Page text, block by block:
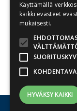
Käyttämällä
kaikki evästeet
mukaisesti.
HYVÄKSY KAIKKI